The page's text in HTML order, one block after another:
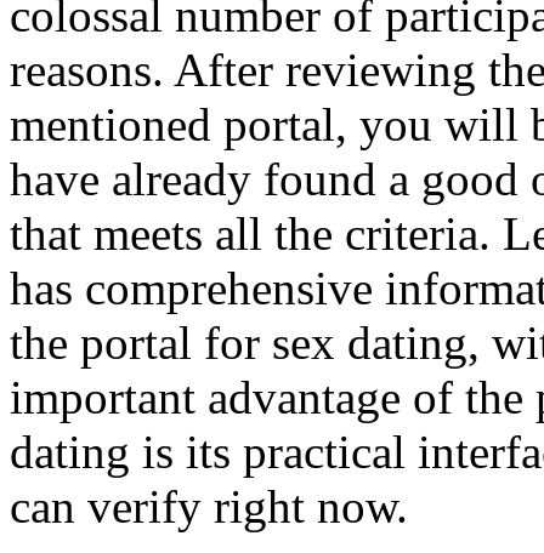
colossal number of
reasons. After reviewing
mentioned portal, you will
have already found a
that meets all the criteria.
has comprehensive
the portal for sex dating,
important advantage of
dating is its practical
can verify right now.